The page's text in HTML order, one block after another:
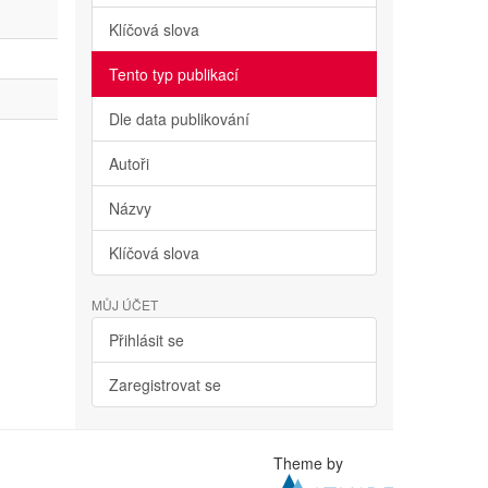
Klíčová slova
Tento typ publikací
Dle data publikování
Autoři
Názvy
Klíčová slova
MŮJ ÚČET
Přihlásit se
Zaregistrovat se
Theme by